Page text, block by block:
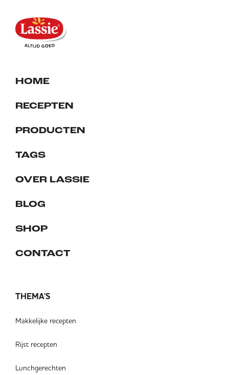
HOME
RECEPTEN
PRODUCTEN
TAGS
OVER LASSIE
BLOG
SHOP
CONTACT
THEMA'S
Makkelijke recepten
Rijst recepten
Lunchgerechten